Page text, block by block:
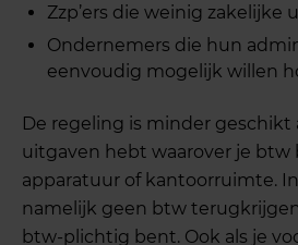
Zzp’ers die weinig zakelijke
Ondernemers die hun
eenvoudig mogelijk willen
De regeling is minder geschikt
uitgaven hebt waarover je btw
apparatuur of kantoorruimte.
namelijk geen btw
btw-plichtig bent. Ook als je